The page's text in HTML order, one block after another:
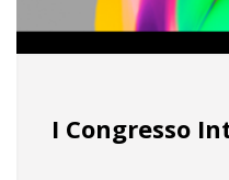
I Congresso